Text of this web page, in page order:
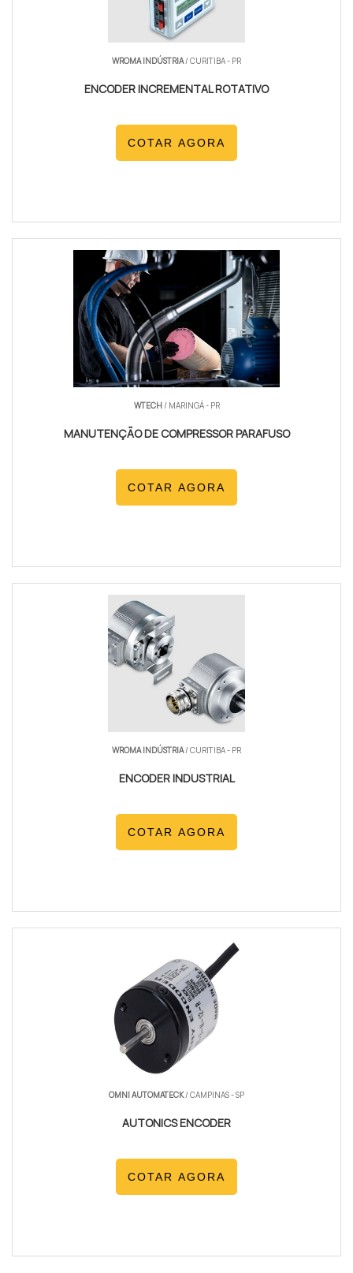
WROMA INDÚSTRIA/ CURITIBA - PR
ENCODER INCREMENTAL ROTATIVO
COTAR AGORA
WTECH/ MARINGÁ - PR
MANUTENÇÃO DE COMPRESSOR PARAFUSO
COTAR AGORA
WROMA INDÚSTRIA/ CURITIBA - PR
ENCODER INDUSTRIAL
COTAR AGORA
OMNI AUTOMATECK/ CAMPINAS - SP
AUTONICS ENCODER
COTAR AGORA